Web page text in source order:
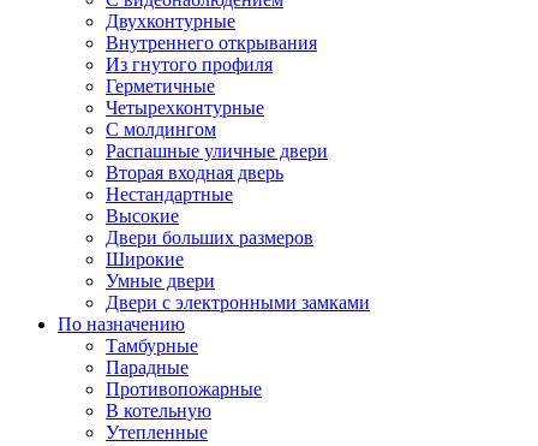
Двухконтурные
Внутреннего открывания
Из гнутого профиля
Герметичные
Четырехконтурные
С молдингом
Распашные уличные двери
Вторая входная дверь
Нестандартные
Высокие
Двери больших размеров
Широкие
Умные двери
Двери с электронными замками
По назначению
Тамбурные
Парадные
Противопожарные
В котельную
Утепленные